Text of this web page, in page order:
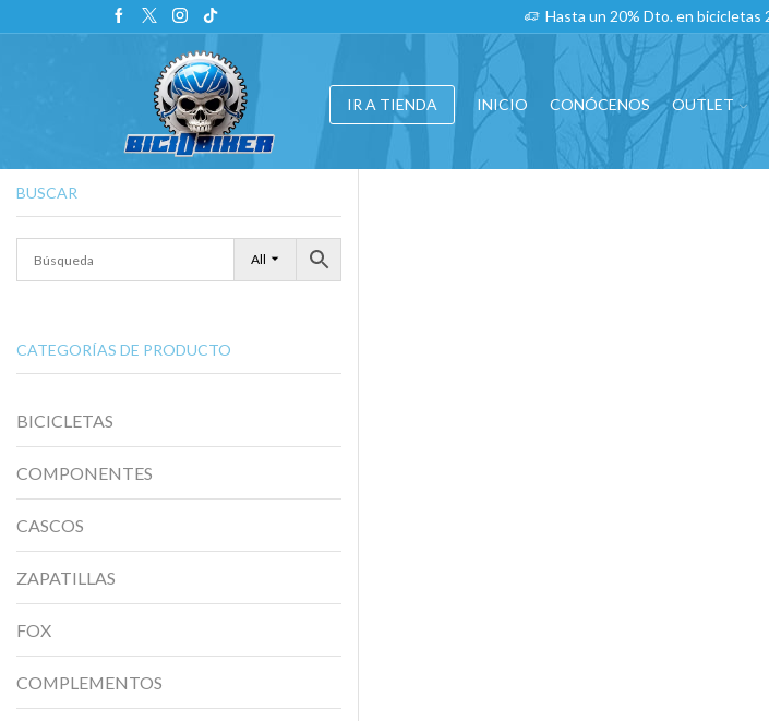
Hasta un 20% Dto. en bicicletas
IR A TIENDA INICIO CONÓCENOS OUTLET
BUSCAR
All
CATEGORÍAS DE PRODUCTO
BICICLETAS
COMPONENTES
CASCOS
ZAPATILLAS
FOX
COMPLEMENTOS